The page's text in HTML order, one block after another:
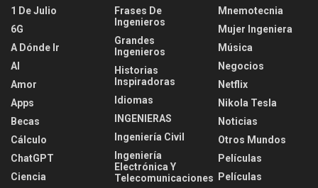
1 De Julio
6G
A Dónde Ir
AI
Amor
Apps
Becas
Cálculo
ChatGPT
Ciencia
Frases De
Ingenieros
Grandes
Ingenieros
Historias
Inspiradoras
Idiomas
INGENIERAS
Ingeniería Civil
Ingeniería
Electrónica Y
Telecomunicaciones
Mnemotecnia
Mujer Ingeniera
Música
Negocios
Netflix
Nikola Tesla
Noticias
Otros Mundos
Películas
Películas